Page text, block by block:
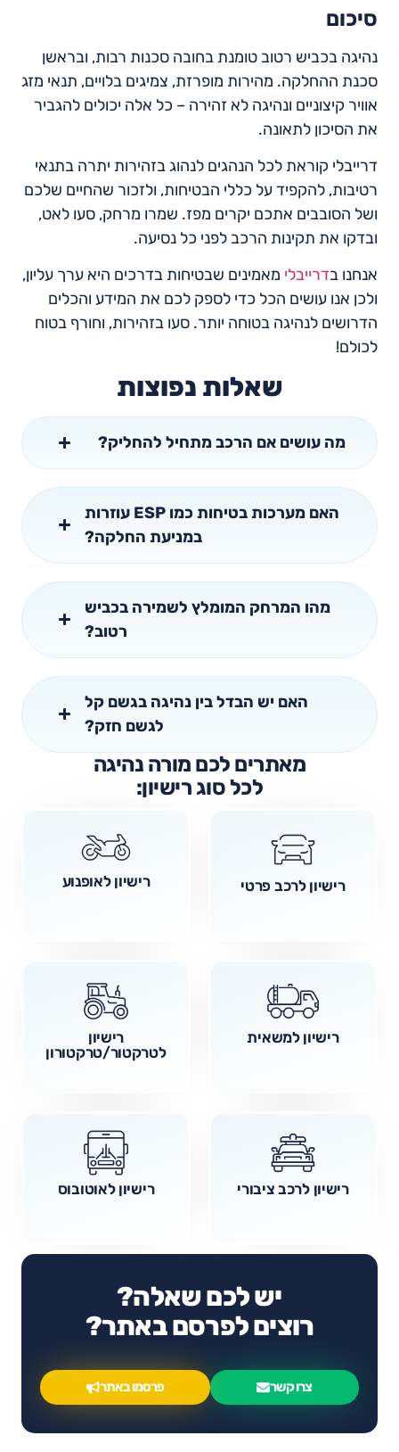
סיכום
נהיגה בכביש רטוב טומנת בחובה סכנות רבות, ובראשן
סכנת ההחלקה. מהירות מופרזת, צמיגים בלויים, תנאי מזג
אוויר קיצוניים ונהיגה לא זהירה – כל אלה יכולים להגביר
את הסיכון לתאונה.
דרייבלי קוראת לכל הנהגים לנהוג בזהירות יתרה בתנאי
רטיבות, להקפיד על כללי הבטיחות, ולזכור שהחיים שלכם
ושל הסובבים אתכם יקרים מפז. שמרו מרחק, סעו לאט,
ובדקו את תקינות הרכב לפני כל נסיעה.
אנחנו בדרייבלי מאמינים שבטיחות בדרכים היא ערך עליון,
ולכן אנו עושים הכל כדי לספק לכם את המידע והכלים
הדרושים לנהיגה בטוחה יותר. סעו בזהירות, וחורף בטוח
לכולם!
שאלות נפוצות
מה עושים אם הרכב מתחיל להחליק?
האם מערכות בטיחות כמו ESP עוזרות
במניעת החלקה?
מהו המרחק המומלץ לשמירה בכביש
רטוב?
האם יש הבדל בין נהיגה בגשם קל
לגשם חזק?
מאתרים לכם מורה נהיגה
לכל סוג רישיון:
רישיון לרכב פרטי רישיון לאופנוע
רישיון למשאית
רישיון
לטרקטור/טרקטורון
רישיון לרכב ציבורי רישיון לאוטובוס
יש לכם שאלה?
רוצים לפרסם באתר?
צרו קשר פרסמו באתר